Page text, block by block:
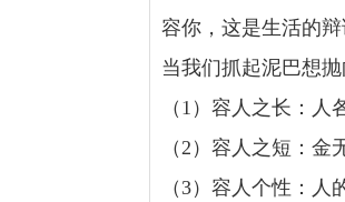
容你，这是生活的
当我们抓起泥巴想
（1）容人之长：
（2）容人之短：
（3）容人个性：人